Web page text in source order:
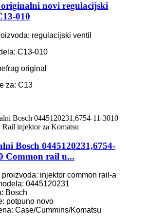
novi regulacijski
010
regulacijski ventil
C13-010
original
za: C13
Bosch 0445120231,6754-
Common rail u...
proizvoda: injektor common rail-a
0445120231
Bosch
potpuno novo
Case/Cummins/Komatsu